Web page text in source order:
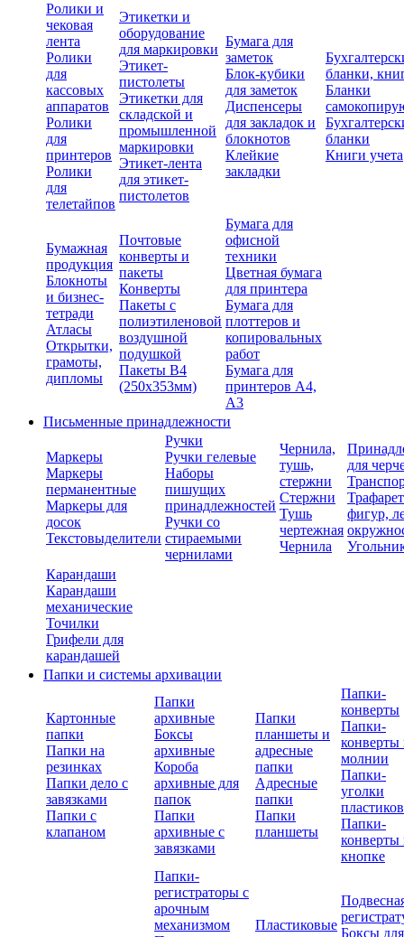
Ролики и
чековая
лента
Ролики
для
кассовых
аппаратов
Ролики
для
принтеров
Ролики
для
телетайпов
Этикетки и
оборудование
для маркировки
Этикет-
пистолеты
Этикетки для
складской и
промышленной
маркировки
Этикет-лента
для этикет-
пистолетов
Бумага для
заметок
Блок-кубики
для заметок
Диспенсеры
для закладок и
блокнотов
Клейкие
закладки
бланки,
Бланки
бланки
Книги учета
Бумажная
продукция
Блокноты
и бизнес-
тетради
Атласы
Открытки,
грамоты,
дипломы
Почтовые
конверты и
пакеты
Конверты
Пакеты с
полиэтиленовой
воздушной
подушкой
Пакеты В4
(250х353мм)
Бумага для
офисной
техники
Цветная бумага
для принтера
Бумага для
плоттеров и
копировальных
работ
Бумага для
принтеров А4,
А3
Письменные принадлежности
Маркеры
Маркеры
перманентные
Маркеры для
досок
Текстовыделители
Ручки
Ручки гелевые
Наборы
пишущих
принадлежностей
Ручки со
стираемыми
чернилами
Чернила,
тушь,
стержни
Стержни
Тушь
чертежная
Чернила
для
фигур,
Карандаши
Карандаши
механические
Точилки
Грифели для
карандашей
Папки и системы архивации
Картонные
папки
Папки на
резинках
Папки дело с
завязками
Папки с
клапаном
Папки
архивные
Боксы
архивные
Короба
архивные для
папок
Папки
архивные с
завязками
Папки
планшеты и
адресные
папки
Адресные
папки
Папки
планшеты
Папки-
конверты
Папки-
конверты
молнии
Папки-
уголки
Папки-
конверты
кнопке
Папки-
регистраторы с
арочным
механизмом
Пластиковые
Боксы для